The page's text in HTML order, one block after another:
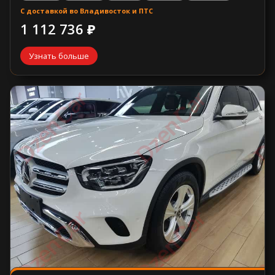
С доставкой во Владивосток и ПТС
1 112 736 ₽
Узнать больше